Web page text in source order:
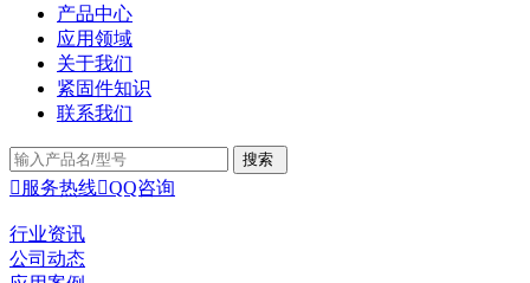
产品中心
应用领域
关于我们
紧固件知识
联系我们
 服务热线QQ咨询
行业资讯
公司动态